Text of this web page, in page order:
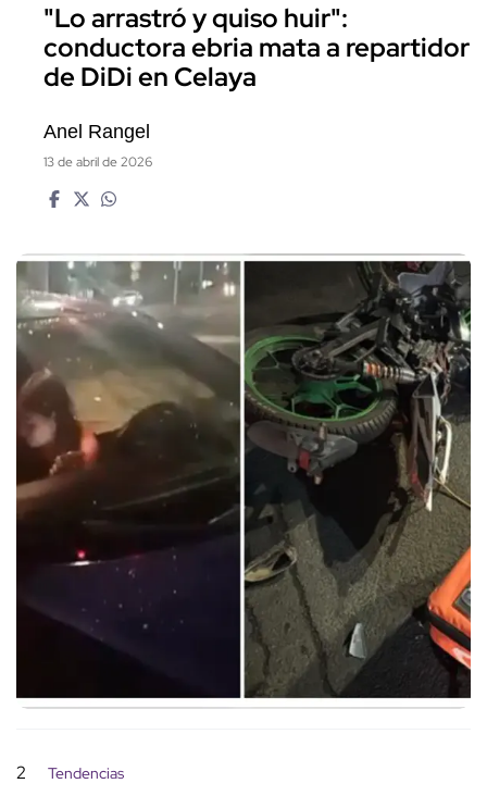
"Lo arrastró y quiso huir":
conductora ebria mata a repartidor
de DiDi en Celaya
Anel Rangel
13 de abril de 2026
2 Tendencias